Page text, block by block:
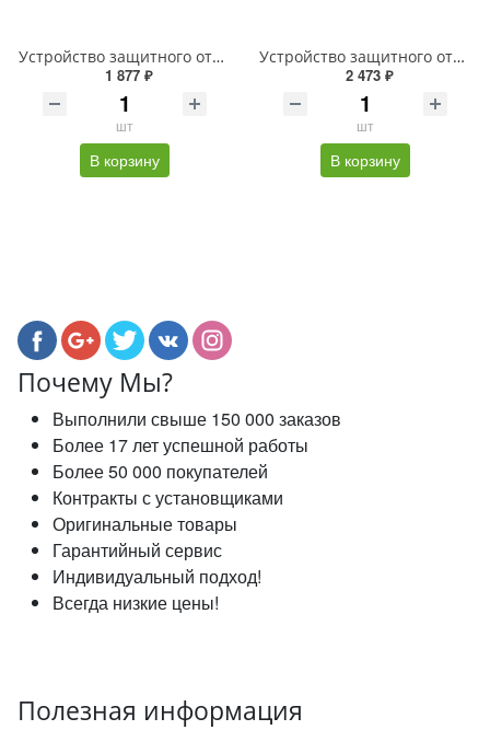
Устройство защитного отключения ВД1-63 4Р 63А 100мА TDM
1 877 ₽
шт
В корзину
Устройство защитного отключения ВД1-63 4Р 63А 30мА тип А TDM
2 473 ₽
шт
В корзину
Почему Мы?
Выполнили свыше 150 000 заказов
Более 17 лет успешной работы
Более 50 000 покупателей
Контракты с установщиками
Оригинальные товары
Гарантийный сервис
Индивидуальный подход!
Всегда низкие цены!
Полезная информация